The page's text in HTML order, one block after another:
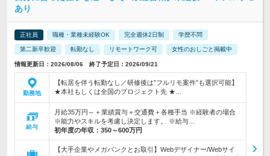
あり
正社員 職種・業種未経験OK 完全週休2日制 学歴不問
第二新卒歓迎 転勤なし リモートワーク可 女性のおしごと掲載中
情報更新日：2026/08/06 終了予定日：2026/09/21
勤務地
【転居を伴う転勤なし／研修後は”フルリモ案件”も選択可能】
★本社もしくは全国のプロジェクト先 ★…
給与
月給35万円～＋業績賞与＋交通費＋各種手当 ※経験者の場合
※能力やスキルを考慮し決定します。 ※給与…
初年度の年収： 350～600万円
【大手企業やメガバンクとお取引】Webデザイナー/Webサイ